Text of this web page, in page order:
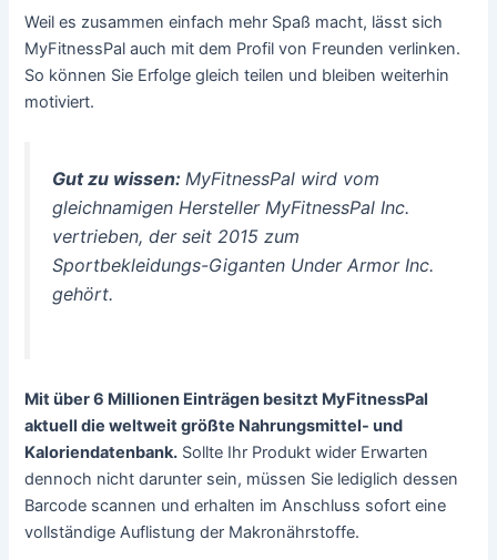
Weil es zusammen einfach mehr Spaß macht, lässt sich
MyFitnessPal auch mit dem Profil von Freunden verlinken.
So können Sie Erfolge gleich teilen und bleiben weiterhin
motiviert.
Gut zu wissen: MyFitnessPal wird vom
gleichnamigen Hersteller MyFitnessPal Inc.
vertrieben, der seit 2015 zum
Sportbekleidungs-Giganten Under Armor Inc.
gehört.
Mit über 6 Millionen Einträgen besitzt MyFitnessPal
aktuell die weltweit größte Nahrungsmittel- und
Kaloriendatenbank. Sollte Ihr Produkt wider Erwarten
dennoch nicht darunter sein, müssen Sie lediglich dessen
Barcode scannen und erhalten im Anschluss sofort eine
vollständige Auflistung der Makronährstoffe.